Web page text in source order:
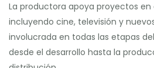
La productora apoya proyectos en
incluyendo cine, televisión y
involucrada en todas las etapas
desde el desarrollo hasta la